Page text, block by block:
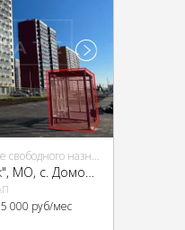
Инвестиции в помещение свободного назначения (ПСН)
000 руб/мес